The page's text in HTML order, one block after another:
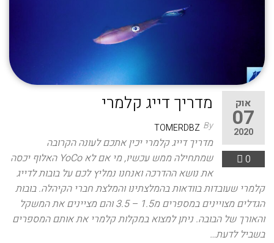
אוק
07
2020
0
מדריך דייג קלמרי
By
TOMERDBZ
מדריך דייג קלמרי יכין אתכם לעונה הקרובה
שמתחילה ממש עכשיו, מי אם לא YoCo האלוף יכסה
את נושא ההדרכה ואנחנו נמליץ לכם על בובות לדייג
קלמרי שעובדות בוודאות בהמלצתינו והמלצת חברי הקיהלה. בובות
הגדלים מצויינים במספרים מ1.5 – 3.5 והם מציינים את המשקל
והאורך של הבובה. ניתן למצוא במקלות קלמרי את אותם המספרים
בשביל לדעת…